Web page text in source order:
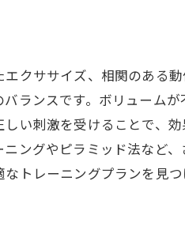
クササイズ、相関のある
ランスです。ボリュームが
い刺激を受けることで、
ングやピラミッド法など
トレーニングプランを見